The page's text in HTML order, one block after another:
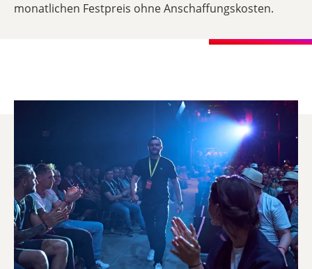
monatlichen Festpreis ohne Anschaffungskosten.